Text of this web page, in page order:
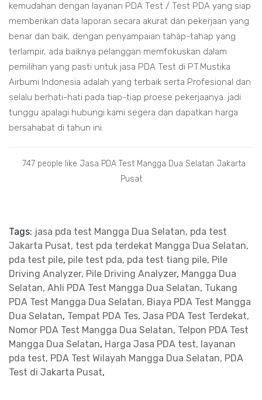
kemudahan dengan layanan PDA Test / Test PDA yang siap
memberikan data laporan secara akurat dan pekerjaan yang
benar dan baik, dengan penyampaian tahap-tahap yang
terlampir, ada baiknya pelanggan memfokuskan dalam
pemilihan yang pasti untuk jasa PDA Test di PT.Mustika
Airbumi Indonesia adalah yang terbaik serta Profesional dan
selalu berhati-hati pada tiap-tiap proese pekerjaanya. jadi
tunggu apalagi hubungi kami segera dan dapatkan harga
bersahabat di tahun ini.
747 people like Jasa PDA Test Mangga Dua Selatan Jakarta
Pusat
Tags: jasa pda test Mangga Dua Selatan, pda test
Jakarta Pusat, test pda terdekat Mangga Dua Selatan,
pda test pile, pile test pda, pda test tiang pile, Pile
Driving Analyzer, Pile Driving Analyzer, Mangga Dua
Selatan, Ahli PDA Test Mangga Dua Selatan, Tukang
PDA Test Mangga Dua Selatan, Biaya PDA Test Mangga
Dua Selatan, Tempat PDA Tes, Jasa PDA Test Terdekat,
Nomor PDA Test Mangga Dua Selatan, Telpon PDA Test
Mangga Dua Selatan, Harga Jasa PDA test, layanan
pda test, PDA Test Wilayah Mangga Dua Selatan, PDA
Test di Jakarta Pusat,